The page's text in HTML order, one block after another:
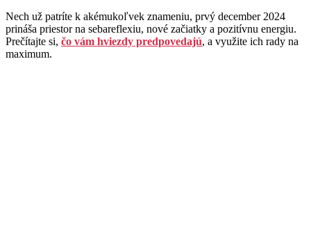
Nech už patríte k akémukoľvek znameniu, prvý december 2024
prináša priestor na sebareflexiu, nové začiatky a pozitívnu energiu.
Prečítajte si, čo vám hviezdy predpovedajú, a využite ich rady na
maximum.